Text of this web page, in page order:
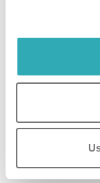
Denne
unikt logo for
multi-brand-
koncepter.
Trin 1:
Find det
klik på ikonet